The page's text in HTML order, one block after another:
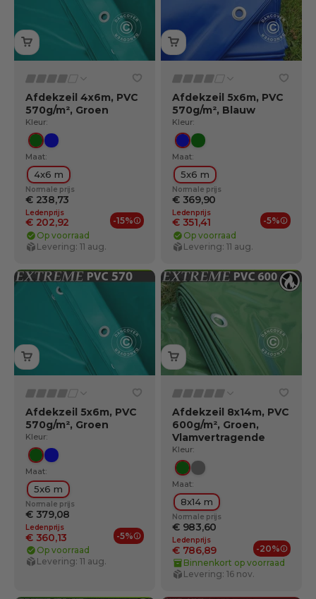
Afdekzeil 4x6m, PVC
570g/m², Groen
Kleur:
Groente
Blauw
Maat:
4x6 m
Normale prijs
€ 238,73
Ledenprijs
€ 202,92 -15%
Ledenvoordelen
Op voorraad
Levering: 11 aug.
Afdekzeil 5x6m, PVC
570g/m², Blauw
Kleur:
BlauwGroente
Maat:
5x6 m
Normale prijs
€ 369,90
Ledenprijs
€ 351,41 -5%
Op voorraad
Levering: 11 aug.
Afdekzeil 5x6m, PVC
570g/m², Groen
Kleur:
Groente
Blauw
Maat:
5x6 m
Normale prijs
€ 379,08
Ledenprijs
€ 360,13 -5%
Ledenvoordelen
Op voorraad
Levering: 11 aug.
Afdekzeil 8x14m, PVC
600g/m², Groen,
Vlamvertragende
Kleur:
Groente
Grijs
Maat:
8x14 m
Normale prijs
€ 983,60
Ledenprijs
€ 786,89 -20%
Binnenkort op voorraad
Levering: 16 nov.